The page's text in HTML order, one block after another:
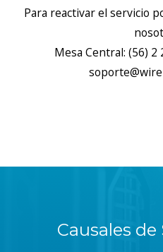
Para reactivar el servicio
Mesa Central: (56) 2
Causales